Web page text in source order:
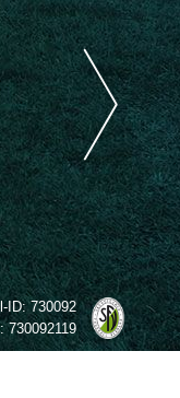
ID:730092
730092119